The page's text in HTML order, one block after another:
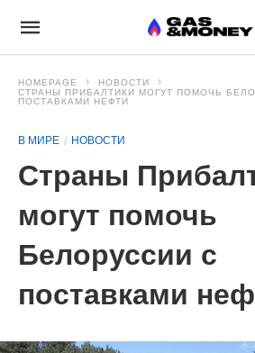
HOMEPAGE
НОВОСТИ
СТРАНЫ ПРИБАЛТИКИ МОГУТ ПОМОЧЬ
ПОСТАВКАМИ НЕФТИ
В МИРЕ НОВОСТИ
Страны
могут помочь
Белоруссии с
поставками